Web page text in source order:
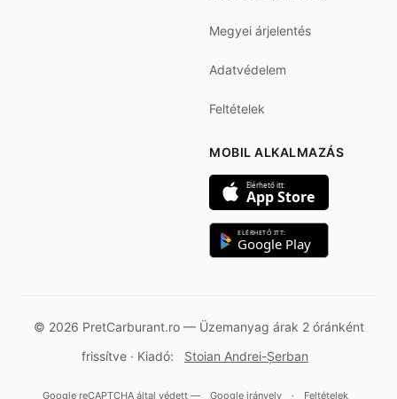
Megyei árjelentés
Adatvédelem
Feltételek
MOBIL ALKALMAZÁS
Elérhető itt:
App Store
ELÉRHETŐ ITT:
Google Play
© 2026 PretCarburant.ro — Üzemanyag árak 2 óránként
frissítve · Kiadó:
Stoian Andrei-Șerban
Google reCAPTCHA által védett — Google irányelv · Feltételek